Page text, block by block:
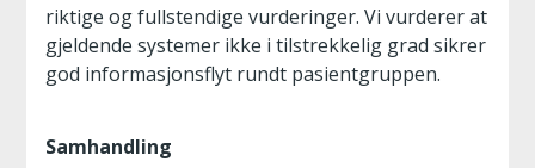
riktige og fullstendige vurderinger. Vi vurderer at
gjeldende systemer ikke i tilstrekkelig grad sikrer
god informasjonsflyt rundt pasientgruppen.
Samhandling